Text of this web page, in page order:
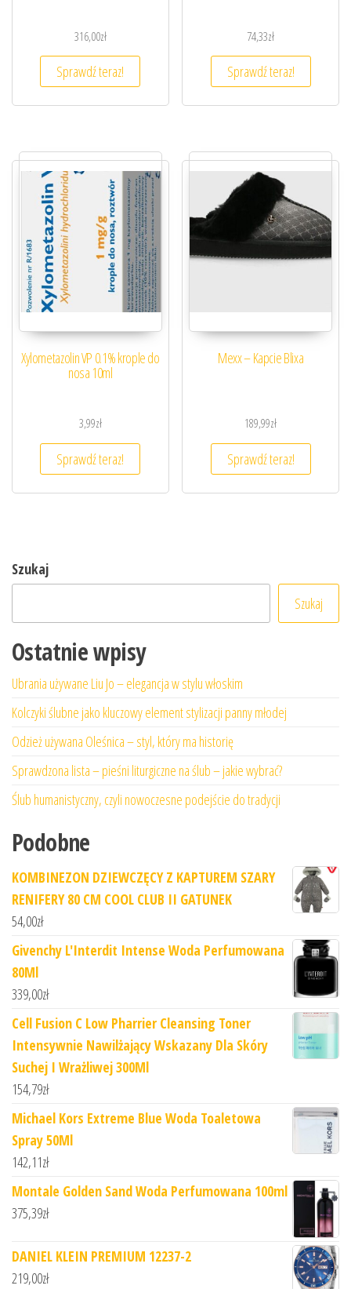
316,00zł
Sprawdź teraz!
74,33zł
Sprawdź teraz!
Xylometazolin VP 0.1% krople do
nosa 10ml
3,99zł
Sprawdź teraz!
Mexx – Kapcie Blixa
189,99zł
Sprawdź teraz!
Szukaj
Szukaj
Ostatnie wpisy
Ubrania używane Liu Jo – elegancja w stylu włoskim
Kolczyki ślubne jako kluczowy element stylizacji panny młodej
Odzież używana Oleśnica – styl, który ma historię
Sprawdzona lista – pieśni liturgiczne na ślub – jakie wybrać?
Ślub humanistyczny, czyli nowoczesne podejście do tradycji
Podobne
KOMBINEZON DZIEWCZĘCY Z KAPTUREM SZARY
RENIFERY 80 CM COOL CLUB II GATUNEK
54,00zł
Givenchy L'Interdit Intense Woda Perfumowana
80Ml
339,00zł
Cell Fusion C Low Pharrier Cleansing Toner
Intensywnie Nawilżający Wskazany Dla Skóry
Suchej I Wrażliwej 300Ml
154,79zł
Michael Kors Extreme Blue Woda Toaletowa
Spray 50Ml
142,11zł
Montale Golden Sand Woda Perfumowana 100ml
375,39zł
DANIEL KLEIN PREMIUM 12237-2
219,00zł